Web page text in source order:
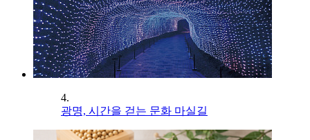
4.
광명, 시간을 걷는 문화 마실길